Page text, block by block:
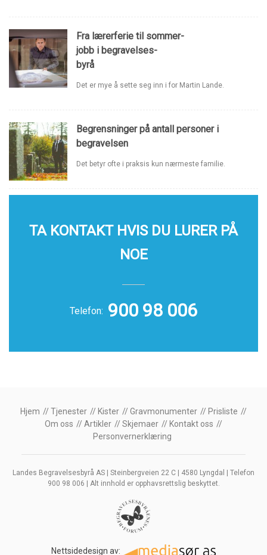
Fra lærerferie til sommer-
jobb i begravelses-
byrå
Det er mye å sette seg inn i for Martin Lande.
Begrensninger på antall personer i
begravelsen
Det betyr ofte i praksis kun nærmeste familie.
TA KONTAKT HVIS DU LURER PÅ
NOE
Telefon: 900 98 006
Hjem Tjenester Kister Gravmonumenter
Prisliste
Om oss
Artikler Skjemaer
Kontakt oss
Personvernerklæring
Landes Begravelsesbyrå AS | Steinbergveien 22 C | 4580 Lyngdal | Telefon
900 98 006 | Alt innhold er opphavsrettslig beskyttet.
Nettsidedesign av: